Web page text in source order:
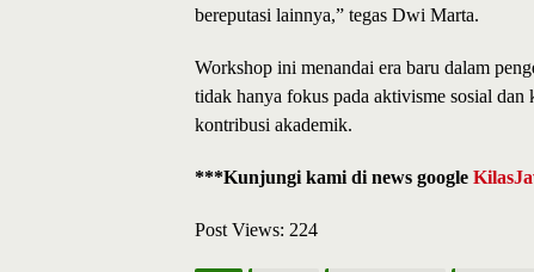
bereputasi lainnya,” tegas Dwi Marta.
Workshop ini menandai era baru dalam
tidak hanya fokus pada aktivisme sosial dan
kontribusi akademik.
***Kunjungi kami di news google
Post Views: 224